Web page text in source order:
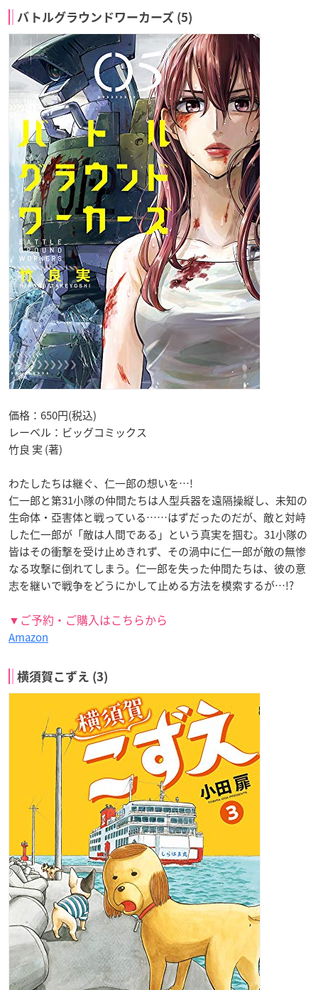
バトルグラウンドワーカーズ (5)
価格：650円(税込)
レーベル：ビッグコミックス
竹良 実 (著)
わたしたちは継ぐ、仁一郎の想いを…!
仁一郎と第31小隊の仲間たちは人型兵器を遠隔操縦し、未知の
生命体・亞害体と戦っている……はずだったのだが、敵と対峙
した仁一郎が「敵は人間である」という真実を掴む。31小隊の
皆はその衝撃を受け止めきれず、その渦中に仁一郎が敵の無惨
なる攻撃に倒れてしまう。仁一郎を失った仲間たちは、彼の意
志を継いで戦争をどうにかして止める方法を模索するが…!?
▼ご予約・ご購入はこちらから
Amazon
横須賀こずえ (3)